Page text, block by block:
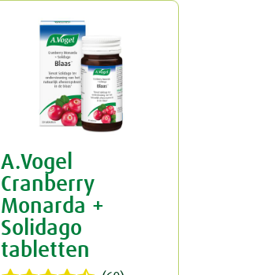
A.Vogel
Cranberry
Monarda +
Solidago
tabletten